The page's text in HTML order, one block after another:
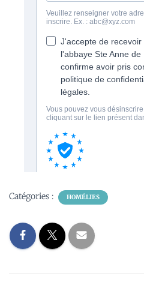
Catégories : HOMÉLIES